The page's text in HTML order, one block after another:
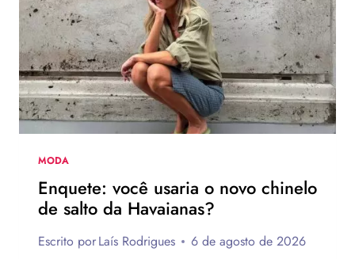
DE
FAZER
MODA
Enquete: você usaria o novo chinelo
de salto da Havaianas?
Escrito porLaís Rodrigues 6 de agosto de 2026